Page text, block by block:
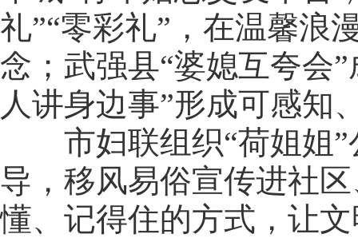
礼”“零彩礼”，在温馨浪
念；武强县“婆媳互夸会
人讲身边事”形成可感知
市妇联组织“荷姐姐”
导，移风易俗宣传进社
懂、记得住的方式，让